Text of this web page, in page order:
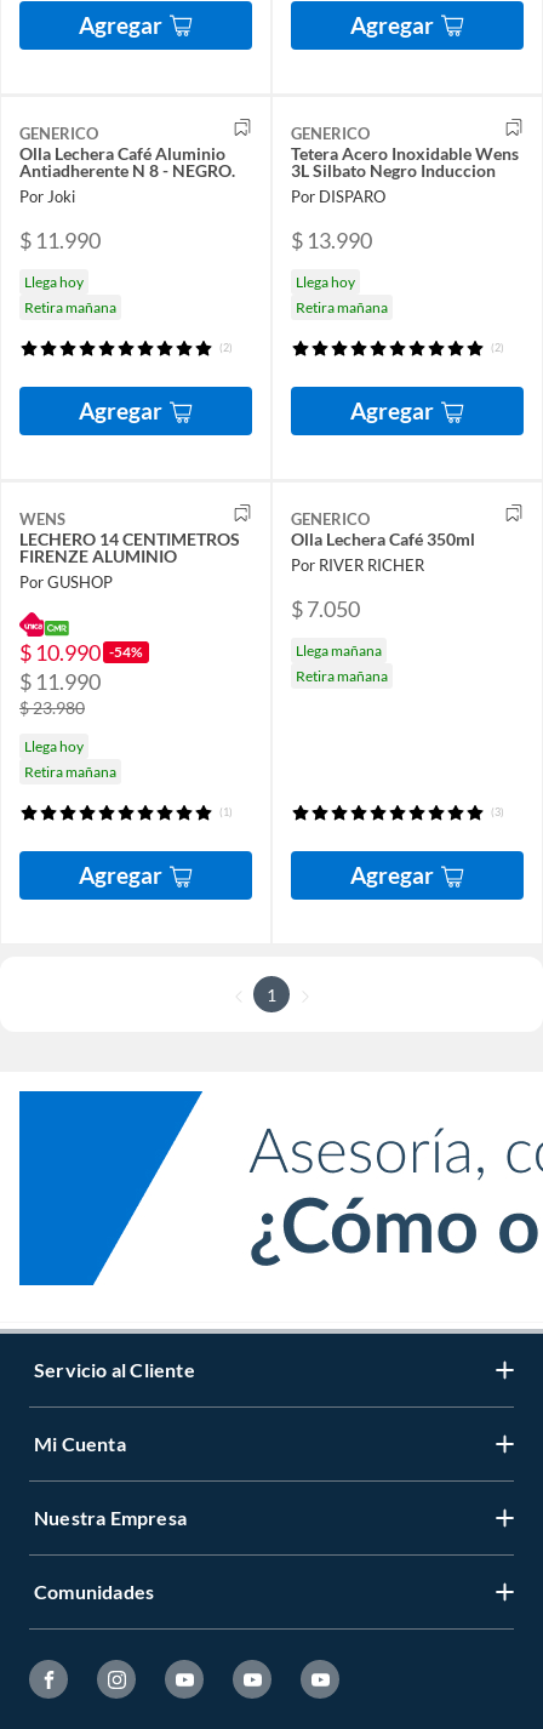
Agregar Agregar
GENERICO
Olla Lechera Café Aluminio
Antiadherente N 8 - NEGRO.
Por Joki
$ 11.990
Llega hoy
Retira mañana
(2)
Agregar
GENERICO
Tetera Acero Inoxidable Wens
3L Silbato Negro Induccion
Por DISPARO
$ 13.990
Llega hoy
Retira mañana
(2)
Agregar
WENS
LECHERO 14 CENTIMETROS
FIRENZE ALUMINIO
Por GUSHOP
$ 10.990 -54%
$ 11.990
$ 23.980
Llega hoy
Retira mañana
(1)
Agregar
GENERICO
Olla Lechera Café 350ml
Por RIVER RICHER
$ 7.050
Llega mañana
Retira mañana
(3)
Agregar
1
Servicio al Cliente
Mi Cuenta
Nuestra Empresa
Comunidades